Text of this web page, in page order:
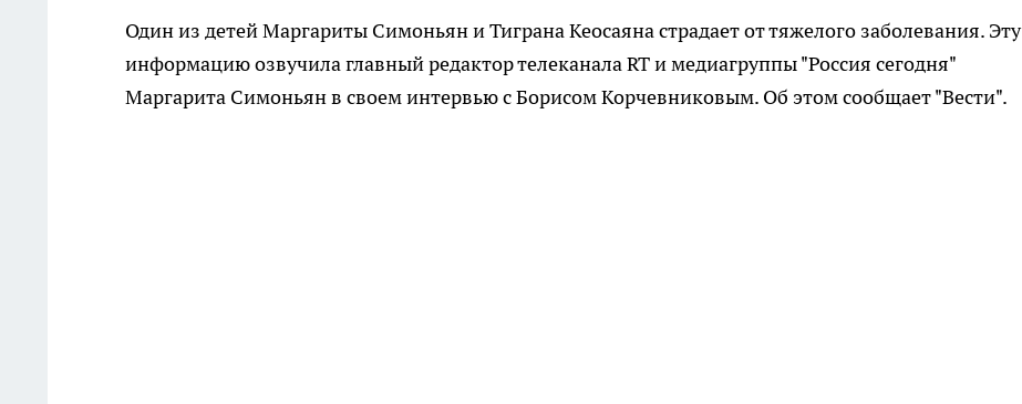
Один из детей Маргариты Симоньян и Тиграна Кеосаяна страдает от тяжелого заболевания. Эту
информацию озвучила главный редактор телеканала RT и медиагруппы "Россия сегодня"
Маргарита Симоньян в своем интервью с Борисом Корчевниковым. Об этом сообщает "Вести".